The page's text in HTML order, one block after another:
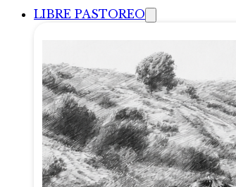
LIBRE PASTOREO